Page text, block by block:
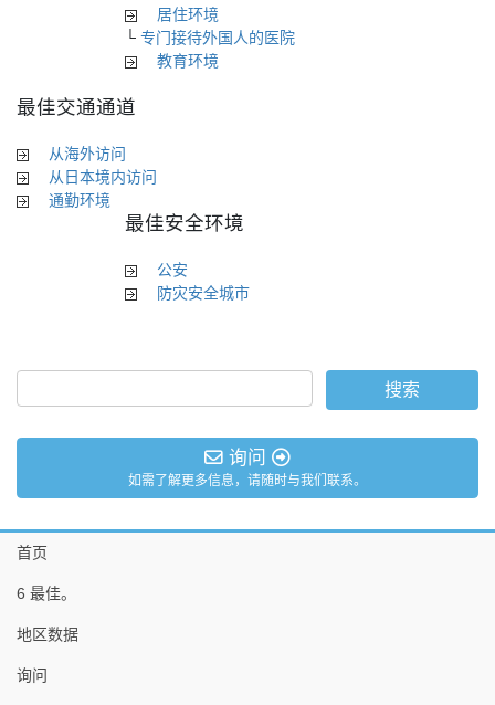
居住环境
└ 专门接待外国人的医院
教育环境
最佳交通通道
从海外访问
从日本境内访问
通勤环境
最佳安全环境
公安
防灾安全城市
询问
如需了解更多信息，请随时与我们联系。
首页
6 最佳。
地区数据
询问